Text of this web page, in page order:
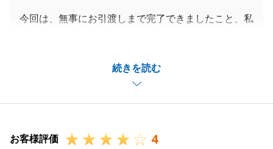
続きを読む
今回は、無事にお引渡しまで完了できましたこと、私
でき、M様のお役に立てたことを大変光栄に存じま
また何か不動産に関してお困り事や、周囲でお悩みの
けいただけますと幸いです。
お客様評価 4